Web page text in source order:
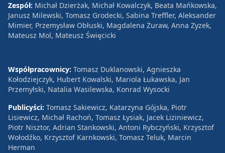
Zespół: Michał Dzierżak, Michał Kowalczyk, Beata Mańkowska,
Janusz Milewski, Tomasz Grodecki, Sabina Treffler, Aleksander
Mimier, Przemysław Obłuski, Magdalena Żuraw, Anna Zyzek,
Mateusz Mol, Mateusz Święcicki
Współpracownicy: Tomasz Duklanowski, Agnieszka
Kołodziejczyk, Hubert Kowalski, Mariola Łukawska, Jan
Przemyłski, Natalia Wasilewska, Konrad Wysocki
Publicyści: Tomasz Sakiewicz, Katarzyna Gójska, Piotr
Lisiewicz, Michał Rachoń, Tomasz Łysiak, Jacek Liziniewicz,
Piotr Nisztor, Adrian Stankowski, Antoni Rybczyński, Krzysztof
Wołodźko, Krzysztof Karnkowski, Tomasz Teluk, Marcin
Herman